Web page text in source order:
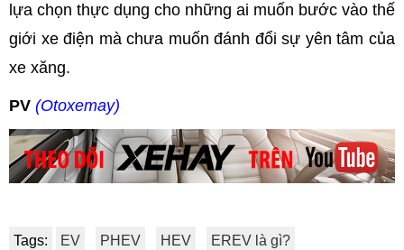
lựa chọn thực dụng cho những ai muốn bước vào thế
giới xe điện mà chưa muốn đánh đổi sự yên tâm của
xe xăng.
PV (Otoxemay)
Tags: EV PHEV HEV EREV là gì?